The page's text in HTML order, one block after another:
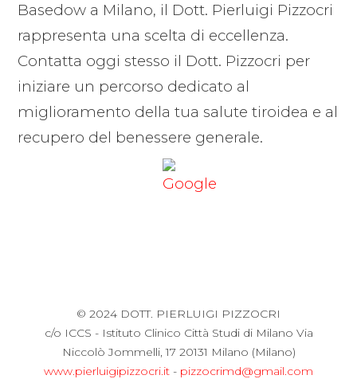
Basedow a Milano, il Dott. Pierluigi Pizzocri
rappresenta una scelta di eccellenza.
Contatta oggi stesso il Dott. Pizzocri per
iniziare un percorso dedicato al
miglioramento della tua salute tiroidea e al
recupero del benessere generale.
© 2024 DOTT. PIERLUIGI PIZZOCRI
c/o ICCS - Istituto Clinico Città Studi di Milano Via
Niccolò Jommelli, 17 20131 Milano (Milano)
www.pierluigipizzocri.it - pizzocrimd@gmail.com